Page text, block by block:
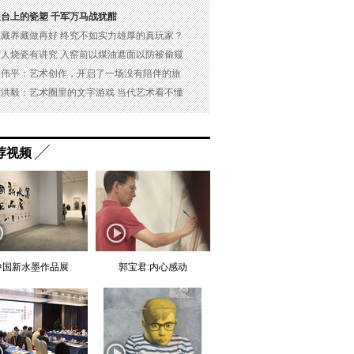
上的瓷塑 千军万马战犹酣
养藏做再好 终究不如实力雄厚的真玩家？
烧瓷有讲究 入窑前以煤油遮面以防被偷窥
平：艺术创作，开启了一场没有陪伴的旅
毅：艺术圈里的文字游戏 当代艺术看不懂
视频
国新水墨作品展 郭宝君:内心感动